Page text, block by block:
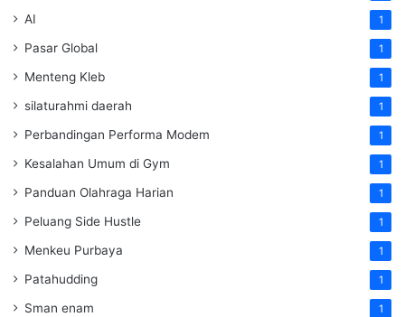
AI 1
Pasar Global 1
Menteng Kleb 1
silaturahmi daerah 1
Perbandingan Performa Modem 1
Kesalahan Umum di Gym 1
Panduan Olahraga Harian 1
Peluang Side Hustle 1
Menkeu Purbaya 1
Patahudding 1
Sman enam 1